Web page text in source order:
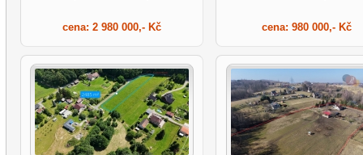
cena: 2 980 000,- Kč cena:980 000,- Kč